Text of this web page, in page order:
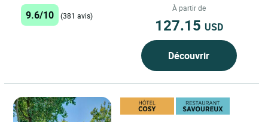
9.6/10 (381 avis)
À partir de
127.15 USD
Découvrir